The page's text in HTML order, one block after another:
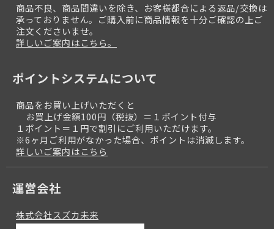
商品不良、商品間違いを除き、お客様都合による返品/交換は
承っておりません。ご購入前に商品情報を十分ご確認の上ご
注文くださいませ。
詳しいご案内はこちら。
ポイントシステムについて
商品をお買い上げいただくと
お買上げ金額100円（税抜）＝１ポイント付与
１ポイント＝１円で割引にご利用いただけます。
※6ヶ月ご利用がなかった場合、ポイントは消滅します。
詳しいご案内はこちら
運営会社
株式会社スズカ未来